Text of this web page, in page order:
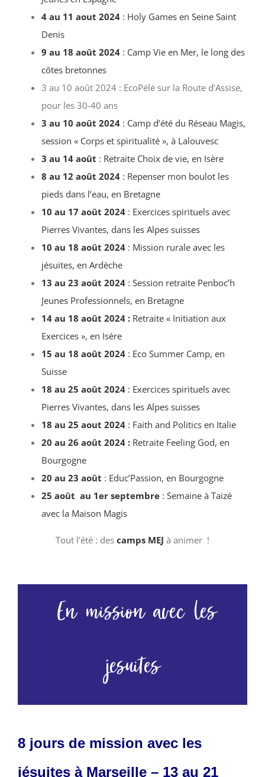
4 au 11 aout 2024: Holy Games en Seine Saint
Denis
9 au 18 août 2024: Camp Vie en Mer, le long des
côtes bretonnes
3 au 10 août 2024 : EcoPélé sur la Route d’Assise,
pour les 30-40 ans
3 au 10 août 2024: Camp d’été du Réseau Magis,
session « Corps et spiritualité », à Lalouvesc
3 au 14 août : Retraite Choix de vie, en Isère
8 au 12 août 2024 : Repenser mon boulot les
pieds dans l’eau, en Bretagne
10 au 17 août 2024: Exercices spirituels avec
Pierres Vivantes, dans les Alpes suisses
10 au 18 août 2024: Mission rurale avec les
jésuites, en Ardèche
13 au 23 août 2024: Session retraite Penboc’h
Jeunes Professionnels, en Bretagne
14 au 18 août 2024 :Retraite « Initiation aux
Exercices », en Isère
15 au 18 août 2024: Eco Summer Camp, en
Suisse
18 au 25 août 2024: Exercices spirituels avec
Pierres Vivantes, dans les Alpes suisses
18 au 25 aout 2024: Faith and Politics en Italie
20 au 26 août 2024 :Retraite Feeling God, en
Bourgogne
20 au 23 août : Educ’Passion, en Bourgogne
25 août au 1er septembre: Semaine à Taizé
avec la Maison Magis
Tout l’été : des camps MEJ à animer !
En mission avec les
jesuites
8 jours de mission avec les
jésuites à Marseille – 13 au 21